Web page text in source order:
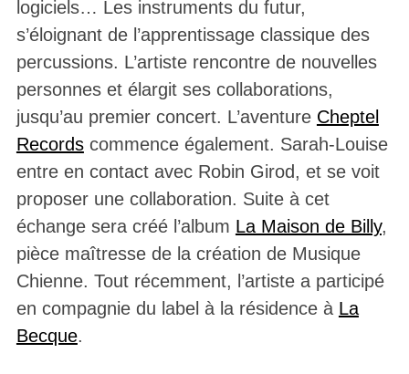
logiciels… Les instruments du futur,
s’éloignant de l’apprentissage classique des
percussions. L’artiste rencontre de nouvelles
personnes et élargit ses collaborations,
jusqu’au premier concert. L’aventure Cheptel
Recordscommence également. Sarah-Louise
entre en contact avec Robin Girod, et se voit
proposer une collaboration. Suite à cet
échange sera créé l’album La Maison de Billy,
pièce maîtresse de la création de Musique
Chienne. Tout récemment, l’artiste a participé
en compagnie du label à la résidence à La
Becque.